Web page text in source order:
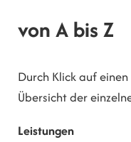
von A bis Z
Durch Klick auf
Übersicht der
Leistungen